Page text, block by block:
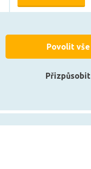
Přizpůsobit
Povolit vše